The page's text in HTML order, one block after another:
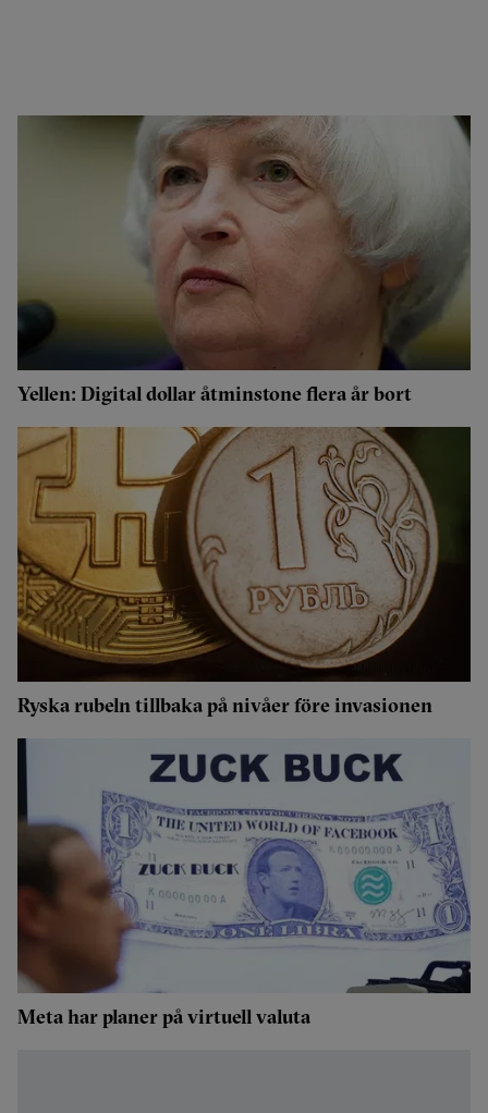
Yellen: Digital dollar åtminstone flera år bort
Ryska rubeln tillbaka på nivåer före invasionen
Meta har planer på virtuell valuta